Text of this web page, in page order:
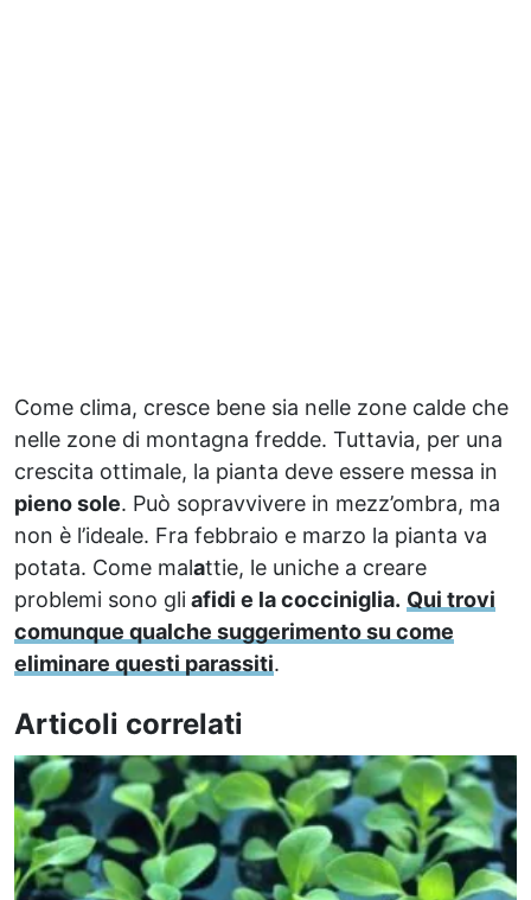
Come clima, cresce bene sia nelle zone calde che
nelle zone di montagna fredde. Tuttavia, per una
crescita ottimale, la pianta deve essere messa in
pieno sole. Può sopravvivere in mezz’ombra, ma
non è l’ideale. Fra febbraio e marzo la pianta va
potata. Come malattie, le uniche a creare
problemi sono gliafidi e la cocciniglia. Qui trovi
comunque qualche suggerimento su come
eliminare questi parassiti.
Articoli correlati